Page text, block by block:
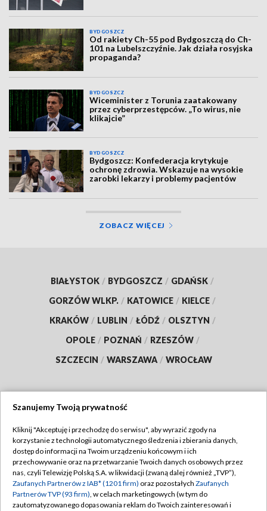
BYDGOSZCZ
Od rakiety Ch-55 pod Bydgoszczą do Ch-
101 na Lubelszczyźnie. Jak działa rosyjska
propaganda?
BYDGOSZCZ
Wiceminister z Torunia zaatakowany
przez cyberprzestępców. „To wirus, nie
klikajcie”
BYDGOSZCZ
Bydgoszcz: Konfederacja krytykuje
ochronę zdrowia. Wskazuje na wysokie
zarobki lekarzy i problemy pacjentów
ZOBACZ WIĘCEJ
BIAŁYSTOK / BYDGOSZCZ / GDAŃSK /
GORZÓW WLKP. / KATOWICE / KIELCE /
KRAKÓW / LUBLIN / ŁÓDŹ / OLSZTYN /
OPOLE / POZNAŃ / RZESZÓW /
SZCZECIN / WARSZAWA / WROCŁAW
TVP
Abonament TVP
Emisja w TVP
Centrum informacji TVP
Regulamin TVP
Polityka prywatności
Moje zgody
Szanujemy Twoją prywatność
Kliknij "Akceptuję i przechodzę do serwisu", aby wyrazić zgody na
korzystanie z technologii automatycznego śledzenia i zbierania danych,
dostęp do informacji na Twoim urządzeniu końcowym i ich
przechowywanie oraz na przetwarzanie Twoich danych osobowych przez
nas, czyli Telewizję Polską S.A. w likwidacji (zwaną dalej również „TVP”),
Zaufanych Partnerów z IAB* (1201 firm) oraz pozostałych Zaufanych
Partnerów TVP (93 firm), w celach marketingowych (w tym do
zautomatyzowanego dopasowania reklam do Twoich zainteresowań i